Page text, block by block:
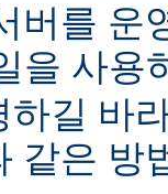
버를 운
을 사용
하길 바
같은 방